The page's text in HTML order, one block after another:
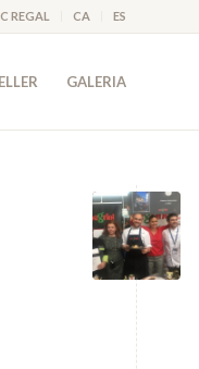
REGAL CA ES
GALERIA